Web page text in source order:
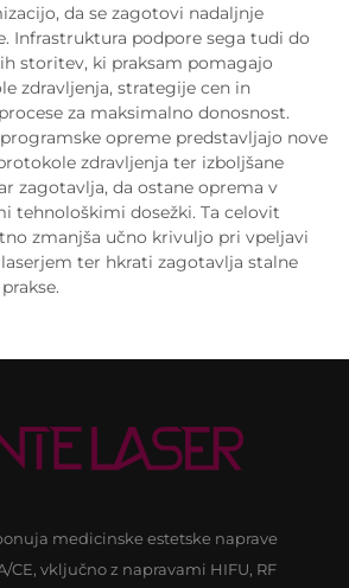
da se zagotovi nadaljnje
Infrastruktura podpore sega tudi do
storitev, ki praksam pomagajo
zdravljenja, strategije cen in
za maksimalno donosnost.
opreme predstavljajo nove
zdravljenja ter izboljšane
zagotavlja, da ostane oprema v
tehnološkimi dosežki. Ta celovit
zmanjša učno krivuljo pri vpeljavi
ter hkrati zagotavlja stalne
medicinske estetske naprave
CE, vključno z napravami HIFU, RF